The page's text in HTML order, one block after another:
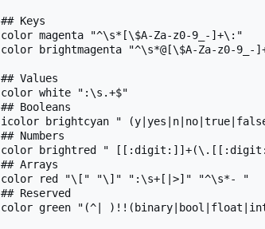
## Keys
color magenta "^\s*[\$A-Za-z0-9_-]+\:"
color brightmagenta "^\s*@[\$A-Za-z0-9_-
## Values
color white ":\s.+$"
## Booleans
icolor brightcyan "
## Numbers
color brightred "
## Arrays
color red "\[" "\]" ":\s+[|>]" "^\s*- "
## Reserved
color green "(^|